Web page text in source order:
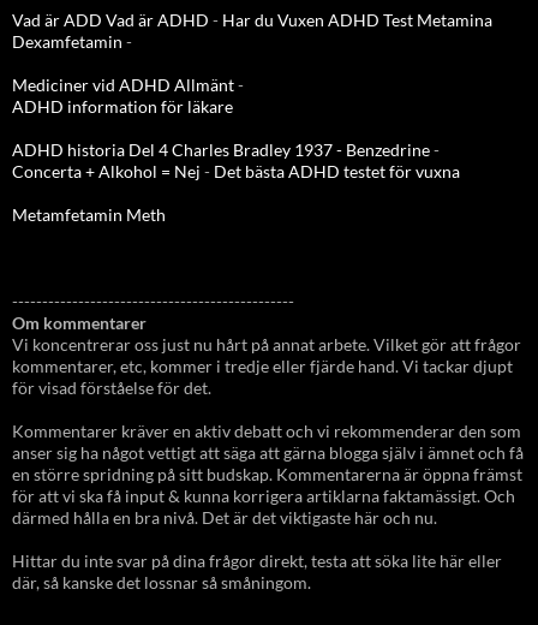
Vad är ADD Vad är ADHD - Har du Vuxen ADHD Test Metamina
Dexamfetamin -
Mediciner vid ADHD Allmänt-
ADHD information för läkare
ADHD historia Del 4 Charles Bradley 1937 - Benzedrine-
Concerta + Alkohol = Nej - Det bästa ADHD testet för vuxna
Metamfetamin Meth
-----------------------------------------------
Om kommentarer
Vi koncentrerar oss just nu hårt på annat arbete. Vilket gör att frågor
kommentarer, etc, kommer i tredje eller fjärde hand. Vi tackar djupt
för visad förståelse för det.
Kommentarer kräver en aktiv debatt och vi rekommenderar den som
anser sig ha något vettigt att säga att gärna blogga själv i ämnet och få
en större spridning på sitt budskap. Kommentarerna är öppna främst
för att vi ska få input & kunna korrigera artiklarna faktamässigt. Och
därmed hålla en bra nivå. Det är det viktigaste här och nu.
Hittar du inte svar på dina frågor direkt, testa att söka lite här eller
där, så kanske det lossnar så småningom.